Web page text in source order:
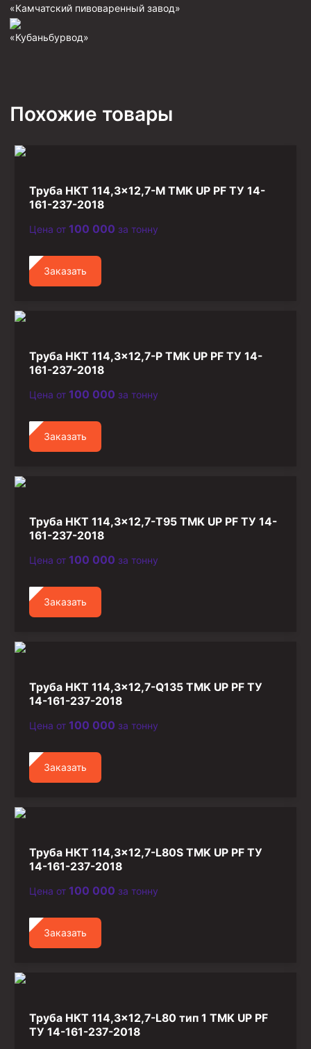
Фрезеры пилотные
Райберы конусные
Ключи
Колокола ловильные
Быстроразъёмные соединения (БРС)
Рукава буровые
Стропы
Стропы цепные
Канаты стальные
Элементы линии обвязки
«Камчатский пивоваренный завод»
«Кубаньбурвод»
Похожие товары
Труба НКТ 114,3×12,7-М TMK UP PF ТУ 14-
161-237-2018
Цена от 100 000 за тонну
Заказать
Труба НКТ 114,3×12,7-Р TMK UP PF ТУ 14-
161-237-2018
Цена от 100 000 за тонну
Заказать
Труба НКТ 114,3×12,7-Т95 TMK UP PF ТУ 14-
161-237-2018
Цена от 100 000 за тонну
Заказать
Труба НКТ 114,3×12,7-Q135 TMK UP PF ТУ
14-161-237-2018
Цена от 100 000 за тонну
Заказать
Труба НКТ 114,3×12,7-L80S TMK UP PF ТУ
14-161-237-2018
Цена от 100 000 за тонну
Заказать
Труба НКТ 114,3×12,7-L80 тип 1 TMK UP PF
ТУ 14-161-237-2018